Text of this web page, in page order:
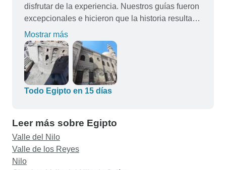
disfrutar de la experiencia. Nuestros guías fueron
excepcionales e hicieron que la historia resultara
interesante para todos los del grupo. Siempre nos
sentimos muy bien atendidos, y cualquier
pregunta o petición se resolvía rápidamente.
Volvería a reservar con esta empresa sin dudarlo.
Mostrar más
Todo Egipto en 15 días
Leer más sobre Egipto
Valle del Nilo
Valle de los Reyes
Nilo